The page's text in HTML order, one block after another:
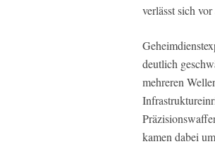
verlässt sich
deutlich
mehreren
kamen dabei